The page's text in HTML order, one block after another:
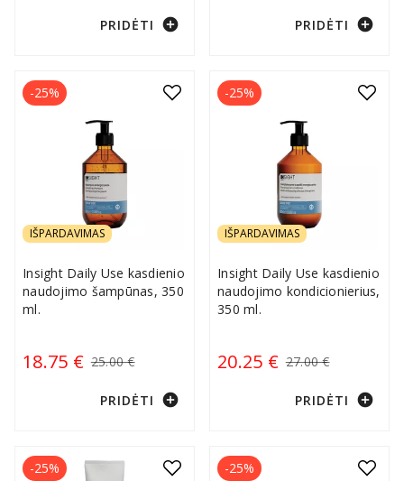
PRIDĖTI add_circle PRIDĖTI add_circle
IŠPARDAVIMAS
Insight Daily Use kasdienio
naudojimo šampūnas, 350
ml.
18.75 € 25.00 €
-25%
PRIDĖTI add_circle
IŠPARDAVIMAS
Insight Daily Use kasdienio
naudojimo kondicionierius,
350 ml.
20.25 € 27.00 €
-25%
PRIDĖTI add_circle
-25% -25%